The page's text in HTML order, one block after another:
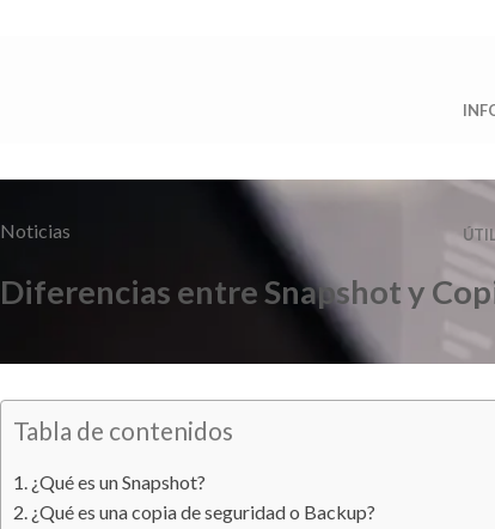
ÚTIL
Noticias
Diferencias entre Snapshot y
Tabla de contenidos
¿Qué es un Snapshot?
¿Qué es una copia de seguridad o Backup?